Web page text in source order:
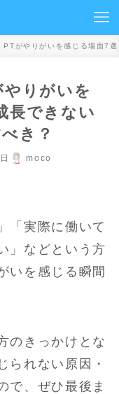
PTがやりがいを感じる場面7
やりがいを
長できない
き？
moco
「実際に働いて
」などという方
いを感じる瞬間
のきっかけとな
られない原因・
で、ぜひ最後ま